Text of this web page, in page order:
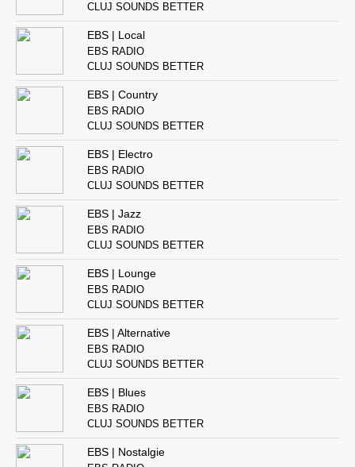
CLUJ SOUNDS BETTER
EBS | Local
EBS RADIO
CLUJ SOUNDS BETTER
EBS | Country
EBS RADIO
CLUJ SOUNDS BETTER
EBS | Electro
EBS RADIO
CLUJ SOUNDS BETTER
EBS | Jazz
EBS RADIO
CLUJ SOUNDS BETTER
EBS | Lounge
EBS RADIO
CLUJ SOUNDS BETTER
EBS | Alternative
EBS RADIO
CLUJ SOUNDS BETTER
EBS | Blues
EBS RADIO
CLUJ SOUNDS BETTER
EBS | Nostalgie